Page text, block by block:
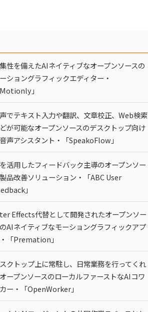
性を備えたAIネイティブなオープンソースの
ショングラフィックエディター・
」
でテキスト入力や翻訳、文章校正、Web検索
が可能なオープンソースのデスクトップ向け
声アシスタント・「SpeakoFlow」
活用したフィードバック主導のオープンソー
品改善ソリューション・「ABC User
」
Effects代替として開発されたオープンソー
AIネイティブなモーショングラフィックアプ
「Premation」
クトップ上に常駐し、日常業務を行ってくれ
ープンソースのローカルファーストなAIコワ
ー・「OpenWorker」